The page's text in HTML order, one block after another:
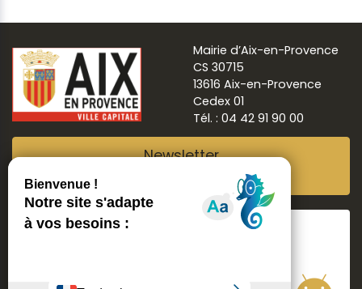
Mairie d’Aix-en-Provence
CS 30715
13616 Aix-en-Provence
Cedex 01
Tél. : 04 42 91 90 00
Newsletter
Suivre Aix ma ville